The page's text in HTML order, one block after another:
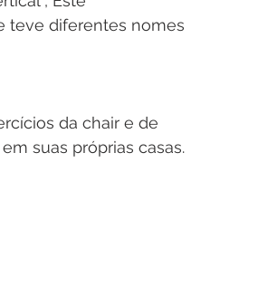
teve diferentes nomes
da chair e de
suas próprias casas.